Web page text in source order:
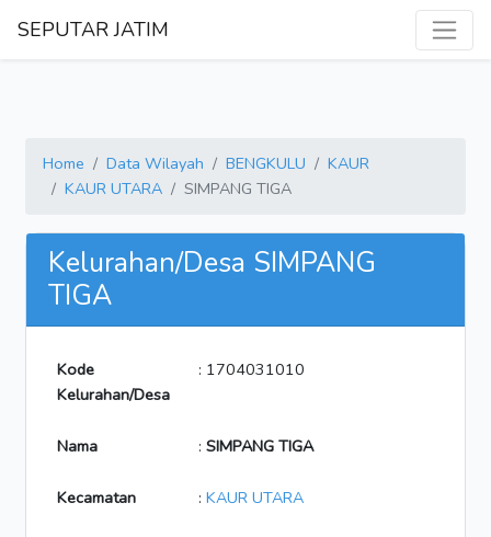
SEPUTAR JATIM
Home Data Wilayah BENGKULU
KAUR
KAUR UTARA
SIMPANG TIGA
Kelurahan/Desa SIMPANG
TIGA
Kode
Kelurahan/Desa
: 1704031010
Nama : SIMPANG TIGA
Kecamatan : KAUR UTARA